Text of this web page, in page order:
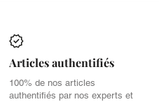
Articles authentifiés
100% de nos articles
authentifiés par nos experts et